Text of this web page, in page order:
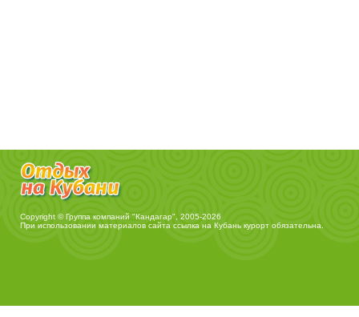
Copyright © Группа компаний "Кандагар", 2005-2026
При использовании материалов сайта ссылка на Кубань курорт обязательна.